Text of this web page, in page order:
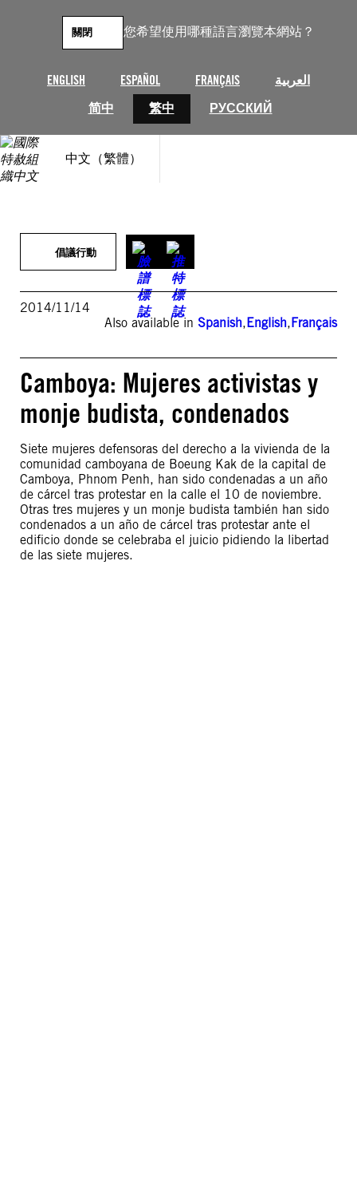
您希望使用哪種語言瀏覽本網站？
ENGLISH ESPAÑOL FRANÇAIS
العربية
简中
繁中 РУССКИЙ
關閉
中文（繁體）
倡議行動
2014/11/14
Also available in Spanish,English,Français
Camboya: Mujeres activistas y
monje budista, condenados
Siete mujeres defensoras del derecho a la vivienda de la
comunidad camboyana de Boeung Kak de la capital de
Camboya, Phnom Penh, han sido condenadas a un año
de cárcel tras protestar en la calle el 10 de noviembre.
Otras tres mujeres y un monje budista también han sido
condenados a un año de cárcel tras protestar ante el
edificio donde se celebraba el juicio pidiendo la libertad
de las siete mujeres.